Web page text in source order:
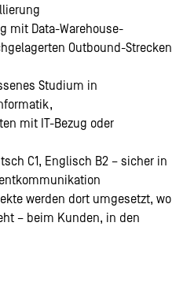
mit Data-Warehouse-
Outbound-Strecken
Studium in
mit IT-Bezug oder
C1, Englisch B2 – sicher in
werden dort umgesetzt, wo
– beim Kunden, in den